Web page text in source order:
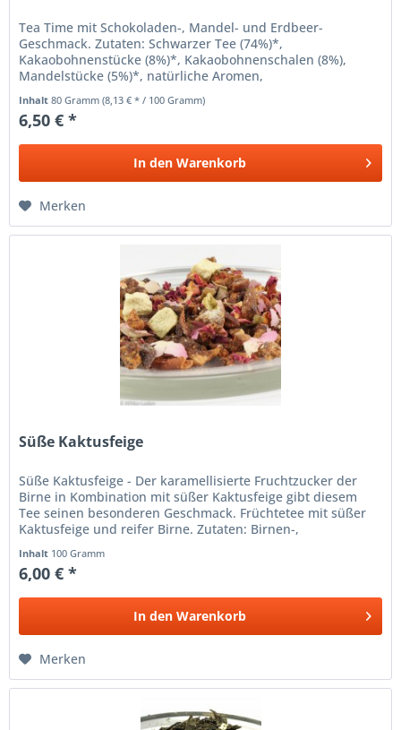
Tea Time mit Schokoladen-, Mandel- und Erdbeer-
Geschmack. Zutaten: Schwarzer Tee (74%)*,
Kakaobohnenstücke (8%)*, Kakaobohnenschalen (8%),
Mandelstücke (5%)*, natürliche Aromen,
ökologischer...
Inhalt80 Gramm(8,13 € * / 100 Gramm)
6,50 € *
In den Warenkorb
Merken
Süße Kaktusfeige
Süße Kaktusfeige - Der karamellisierte Fruchtzucker der
Birne in Kombination mit süßer Kaktusfeige gibt diesem
Tee seinen besonderen Geschmack. Früchtetee mit süßer
Kaktusfeige und reifer Birne. Zutaten: Birnen-,
Inhalt 100 Gramm
6,00 € *
In den Warenkorb
Merken